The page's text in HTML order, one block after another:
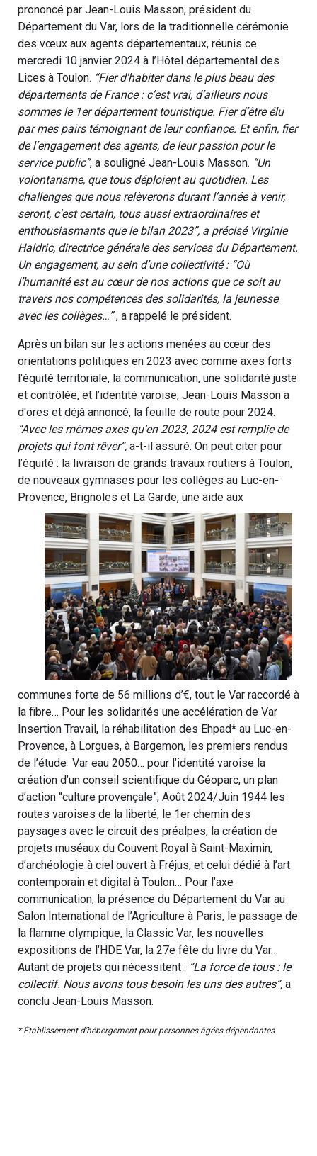
prononcé par Jean-Louis Masson, président du
Département du Var, lors de la traditionnelle cérémonie
des vœux aux agents départementaux, réunis ce
mercredi 10 janvier 2024 à l’Hôtel départemental des
Lices à Toulon. “Fier d'habiter dans le plus beau des
départements de France : c’est vrai, d’ailleurs nous
sommes le 1er département touristique. Fier d’être élu
par mes pairs témoignant de leur confiance. Et enfin, fier
de l’engagement des agents, de leur passion pour le
service public”, a souligné Jean-Louis Masson. “Un
volontarisme, que tous déploient au quotidien. Les
challenges que nous relèverons durant l’année à venir,
seront, c'est certain, tous aussi extraordinaires et
enthousiasmants que le bilan 2023”, a précisé Virginie
Haldric, directrice générale des services du Département.
Un engagement, au sein d’une collectivité : “Où
l’humanité est au cœur de nos actions que ce soit au
travers nos compétences des solidarités, la jeunesse
avec les collèges…”, a rappelé le président.
Après un bilan sur les actions menées au cœur des
orientations politiques en 2023 avec comme axes forts
l'équité territoriale, la communication, une solidarité juste
et contrôlée, et l’identité varoise, Jean-Louis Masson a
d'ores et déjà annoncé, la feuille de route pour 2024.
“Avec les mêmes axes qu’en 2023, 2024 est remplie de
projets qui font rêver”, a-t-il assuré. On peut citer pour
l’équité : la livraison de grands travaux routiers à Toulon,
de nouveaux gymnases pour les collèges au Luc-en-
Provence, Brignoles et La Garde, une aide aux
communes forte de 56 millions d’€, tout le Var raccordé à
la fibre… Pour les solidarités une accélération de Var
Insertion Travail, la réhabilitation des Ehpad* au Luc-en-
Provence, à Lorgues, à Bargemon, les premiers rendus
de l’étude Var eau 2050… pour l’identité varoise la
création d’un conseil scientifique du Géoparc, un plan
d’action “culture provençale”, Août 2024/Juin 1944 les
routes varoises de la liberté, le 1er chemin des
paysages avec le circuit des préalpes, la création de
projets muséaux du Couvent Royal à Saint-Maximin,
d’archéologie à ciel ouvert à Fréjus, et celui dédié à l’art
contemporain et digital à Toulon… Pour l’axe
communication, la présence du Département du Var au
Salon International de l’Agriculture à Paris, le passage de
la flamme olympique, la Classic Var, les nouvelles
expositions de l’HDE Var, la 27e fête du livre du Var…
Autant de projets qui nécessitent : ”La force de tous : le
collectif. Nous avons tous besoin les uns des autres”, a
conclu Jean-Louis Masson.
* Établissement d'hébergement pour personnes âgées dépendantes